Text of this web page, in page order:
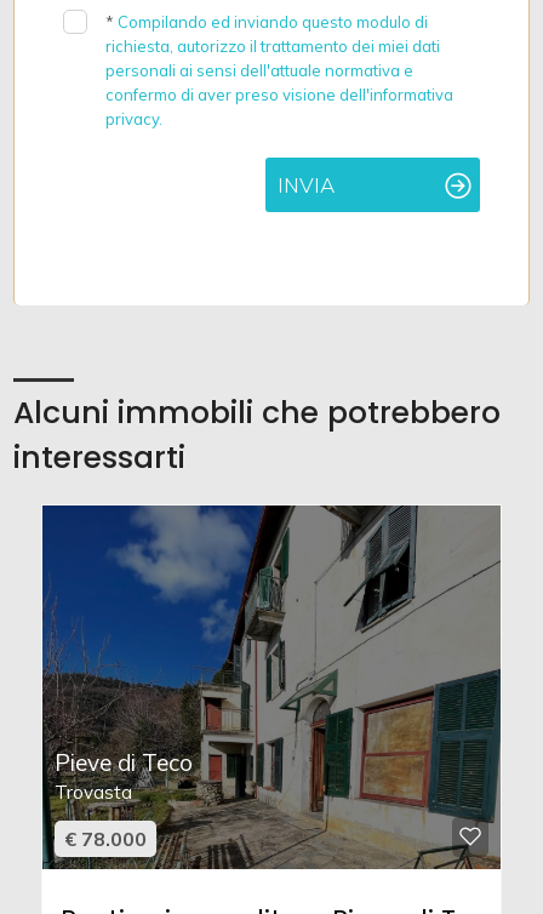
* Compilando ed inviando questo modulo di
richiesta, autorizzo il trattamento dei miei dati
personali ai sensi dell'attuale normativa e
confermo di aver preso visione dell'informativa
privacy.
INVIA
Alcuni immobili che potrebbero
interessarti
Pieve di Teco
Trovasta
€ 78.000